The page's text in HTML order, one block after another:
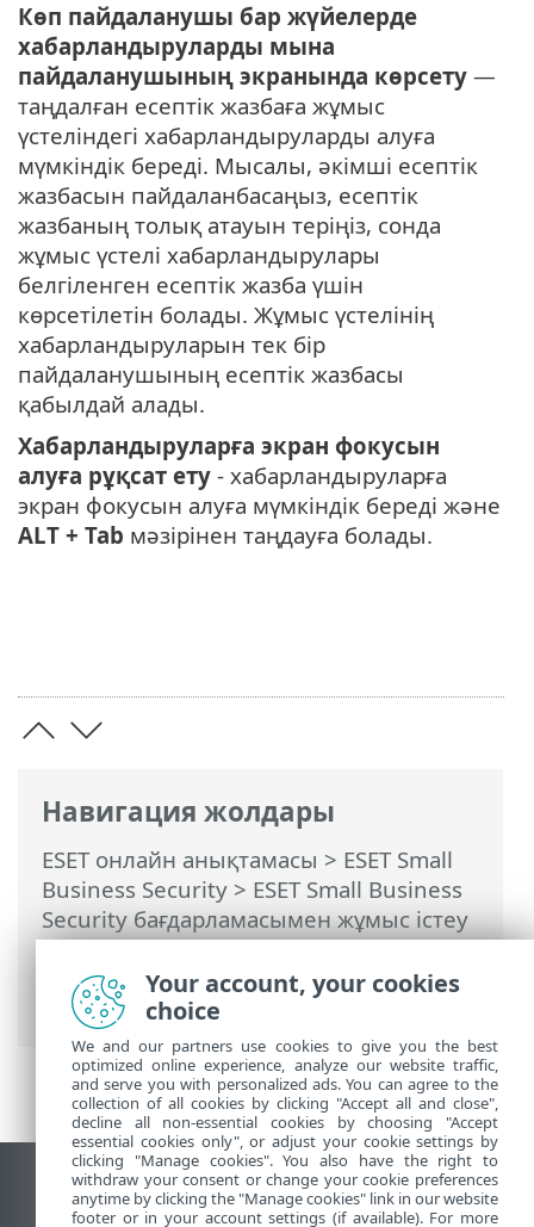
Навигация жолдары
ESET онлайн анықтамасы > ESET Small
Business Security > ESET Small Business
Security бағдарламасымен жұмыс істеу
>Кеңейтілген орнату>
Хабарландырулар> Жұмыс үстелінің
хабарландырулары
Көп пайдаланушы бар жүйелерде
хабарландыруларды мына
пайдаланушының экранында көрсету —
таңдалған есептік жазбаға жұмыс
үстеліндегі хабарландыруларды алуға
мүмкіндік береді. Мысалы, әкімші есептік
жазбасын пайдаланбасаңыз, есептік
жазбаның толық атауын теріңіз, сонда
жұмыс үстелі хабарландырулары
белгіленген есептік жазба үшін
көрсетілетін болады. Жұмыс үстелінің
хабарландыруларын тек бір
пайдаланушының есептік жазбасы
қабылдай алады.
Хабарландыруларға экран фокусын
алуға рұқсат ету - хабарландыруларға
экран фокусын алуға мүмкіндік береді және
ALT + Tab мәзірінен таңдауға болады.
Жұмыс үстеліндегі сайтты қарау
Your account, your cookies
choice
We and our partners use cookies to give you the best
optimized online experience, analyze our website traffic,
and serve you with personalized ads. You can agree to the
collection of all cookies by clicking "Accept all and close",
decline all non-essential cookies by choosing "Accept
essential cookies only", or adjust your cookie settings by
clicking "Manage cookies". You also have the right to
withdraw your consent or change your cookie preferences
anytime by clicking the "Manage cookies" link in our website
footer or in your account settings (if available). For more